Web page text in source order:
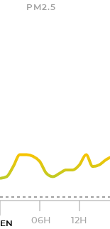
PM2.5
06H 12H